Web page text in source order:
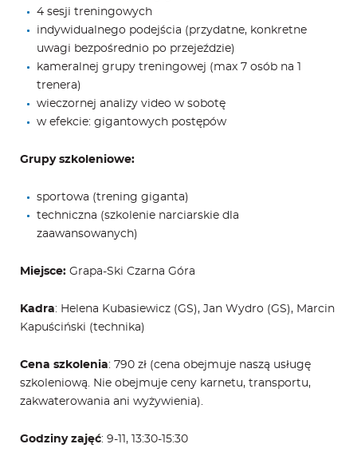
4 sesji treningowych
indywidualnego podejścia (przydatne, konkretne
uwagi bezpośrednio po przejeździe)
kameralnej grupy treningowej (max 7 osób na 1
trenera)
wieczornej analizy video w sobotę
w efekcie: gigantowych postępów
Grupy szkoleniowe:
sportowa (trening giganta)
techniczna (szkolenie narciarskie dla
zaawansowanych)
Miejsce: Grapa-Ski Czarna Góra
Kadra: Helena Kubasiewicz (GS), Jan Wydro (GS), Marcin
Kapuściński (technika)
Cena szkolenia: 790 zł (cena obejmuje naszą usługę
szkoleniową. Nie obejmuje ceny karnetu, transportu,
zakwaterowania ani wyżywienia).
Godziny zajęć: 9-11, 13:30-15:30